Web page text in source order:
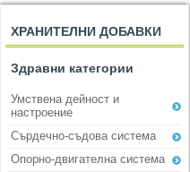
ХРАНИТЕЛНИ ДОБАВКИ
Здравни категории
Умствена дейност и
настроение
Сърдечно-съдова система
Опорно-двигателна система